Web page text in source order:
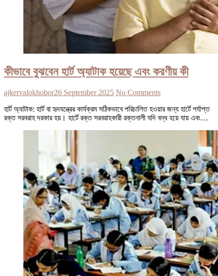
কীভাবে বুঝবেন হার্ট অ্যাটাক হয়েছে এবং করণীয় কী
ajkervalokhobor26 September 2025 No Comments
হার্ট অ্যাটাক: হার্ট বা হৃদযন্ত্রের কার্যক্রম সঠিকভাবে পরিচালিত হওয়ার জন্য হার্টে পর্যাপ্ত
রক্ত সরবরাহ দরকার হয়। হার্টে রক্ত সরবরাহকারী রক্তনালী যদি বন্ধ হয়ে যায় এবং…